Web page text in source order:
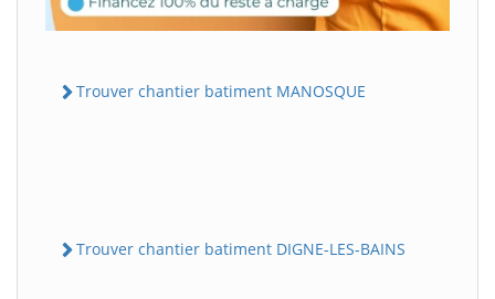
Trouver chantier batiment MANOSQUE
Trouver chantier batiment DIGNE-LES-BAINS